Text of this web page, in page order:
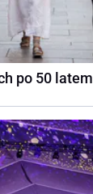
po 50 latem